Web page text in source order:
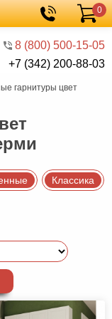
8 (800) 500-15-05
+7 (342) 200-88-03
Корзина
0
гарнитуры цвет
Классика